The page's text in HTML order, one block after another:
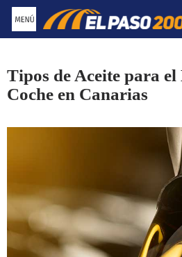
Saltar
contenido
Tipos de Aceite para
Coche en Canarias